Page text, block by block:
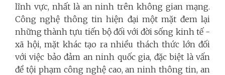
lĩnh vực, nhất là an ninh trên không gian mạng.
Công nghệ thông tin hiện đại một mặt đem lại
những thành tựu tiến bộ đối với đời sống kinh tế -
xã hội, mặt khác tạo ra nhiều thách thức lớn đối
với việc bảo đảm an ninh quốc gia, đặc biệt là vấn
đề tội phạm công nghệ cao, an ninh thông tin, an